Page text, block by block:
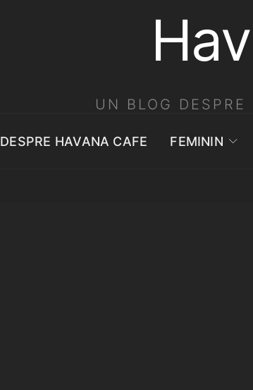
UN BLOG
DESPRE HAVANA CAFE FEMININ